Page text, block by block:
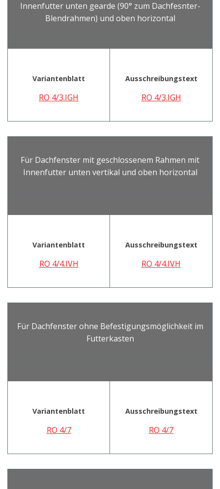
Innenfutter unten gearde (90° zum Dachfesnter-
Blendrahmen) und oben horizontal
Variantenblatt
RO 4/3.IGH
Ausschreibungstext
RO 4/3.IGH
Für Dachfenster mit geschlossenem Rahmen mit
Innenfutter unten vertikal und oben horizontal
Variantenblatt
RO 4/4.IVH
Ausschreibungstext
RO 4/4.IVH
Für Dachfenster ohne Befestigungsmöglichkeit im
Futterkasten
Variantenblatt
RO 4/7
Ausschreibungstext
RO 4/7